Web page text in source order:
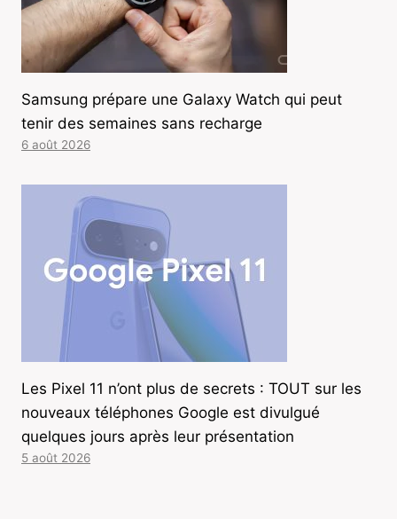
Samsung prépare une Galaxy Watch qui peut
tenir des semaines sans recharge
6 août 2026
Les Pixel 11 n’ont plus de secrets : TOUT sur les
nouveaux téléphones Google est divulgué
quelques jours après leur présentation
5 août 2026